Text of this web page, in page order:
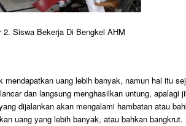
2. Siswa Bekerja Di Bengkel AHM
uang lebih banyak, namun hal itu
dan langsung menghasilkan untung, apalagi
dijalankan akan mengalami hambatan atau
uang yang lebih banyak, atau bahkan bangkrut.